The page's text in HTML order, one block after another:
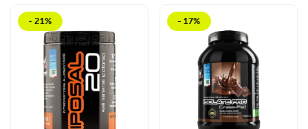
- 21% - 17%